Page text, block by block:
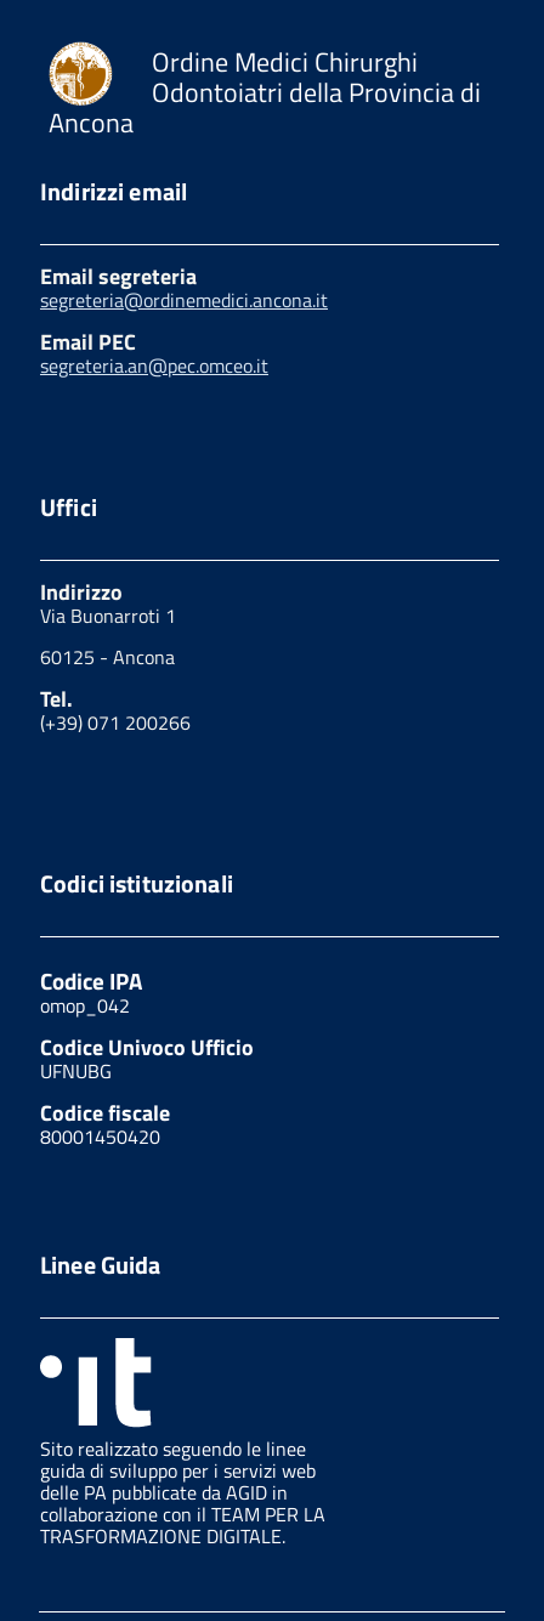
Ordine Medici Chirurghi
Odontoiatri della Provincia di
Ancona
Indirizzi email
Email segreteria
segreteria@ordinemedici.ancona.it
Email PEC
segreteria.an@pec.omceo.it
Uffici
Indirizzo
Via Buonarroti 1
60125 - Ancona
Tel.
(+39) 071 200266
Codici istituzionali
Codice IPA
omop_042
Codice Univoco Ufficio
UFNUBG
Codice fiscale
80001450420
Linee Guida
Sito realizzato seguendo le linee
guida di sviluppo per i servizi web
delle PA pubblicate da AGID in
collaborazione con il TEAM PER LA
TRASFORMAZIONE DIGITALE.